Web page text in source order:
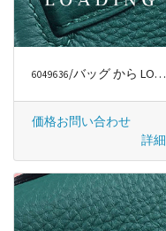
6049636/バッグ から LONGCHAMP
価格お問い合わせ
詳細